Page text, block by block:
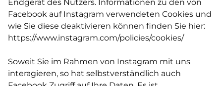
Endgerät des Nutzers. Informationen zu den von
Facebook auf Instagram verwendeten Cookies und
wie Sie diese deaktivieren können finden Sie hier:
https://www.instagram.com/policies/cookies/
Soweit Sie im Rahmen von Instagram mit uns
interagieren, so hat selbstverständlich auch